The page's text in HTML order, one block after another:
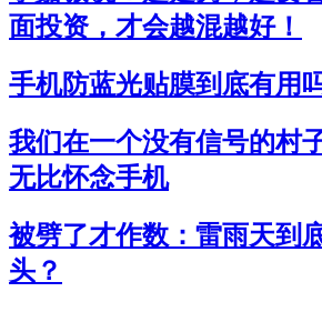
面投资，才会越混越好！
手机防蓝光贴膜到底有用
我们在一个没有信号的村
无比怀念手机
被劈了才作数：雷雨天到
头？